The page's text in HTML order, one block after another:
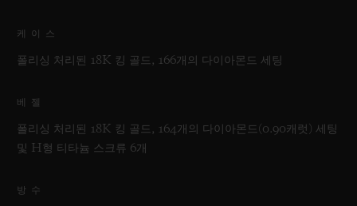
케이스
폴리싱 처리된 18K 킹 골드, 166개의 다이아몬드 세팅
베젤
폴리싱 처리된 18K 킹 골드, 164개의 다이아몬드(0.90캐럿) 세팅
및 H형 티타늄 스크류 6개
방수